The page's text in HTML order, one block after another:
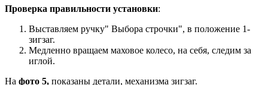
Проверка правильности установки:
Выставляем ручку" Выбора строчки", в положение 1-
зигзаг.
Медленно вращаем маховое колесо, на себя, следим за
иглой.
На фото 5, показаны детали, механизма зигзаг.